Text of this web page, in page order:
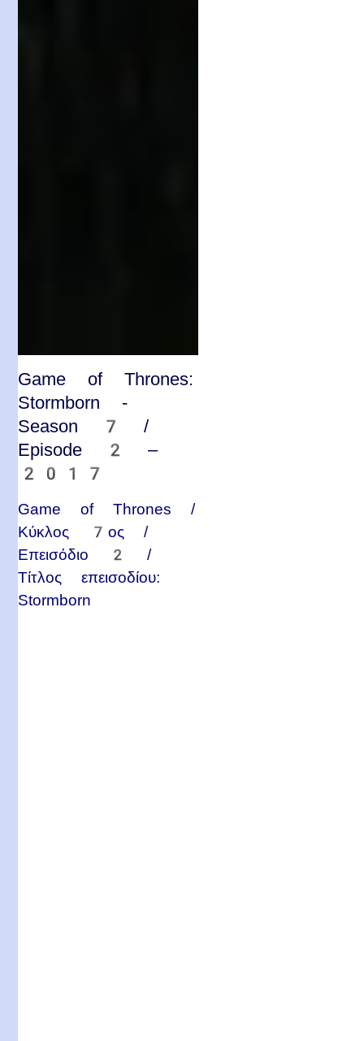
Game of Thrones:
Stormborn -
Season 7 /
Episode 2 –
2017
Game of Thrones /
Κύκλος 7ος /
Επεισόδιο 2 /
Τίτλος επεισοδίου:
Stormborn